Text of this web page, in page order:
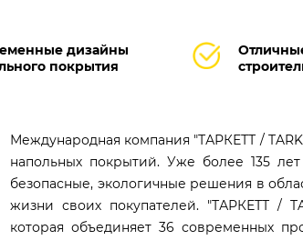
дизайны
покрытия
Международная компания "ТАРКЕТТ /
напольных покрытий. Уже более 135 лет
безопасные, экологичные решения в
жизни своих покупателей. "ТАРКЕТТ /
которая объединяет 36 современных